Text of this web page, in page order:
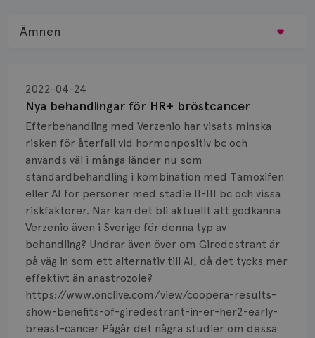
Nya behandlingar för HR+ bröstcancer
2022-04-24
Efterbehandling med Verzenio har visats minska
risken för återfall vid hormonpositiv bc och
används väl i många länder nu som
standardbehandling i kombination med Tamoxifen
eller AI för personer med stadie II-III bc och vissa
riskfaktorer. När kan det bli aktuellt att godkänna
Verzenio även i Sverige för denna typ av
behandling? Undrar även över om Giredestrant är
på väg in som ett alternativ till AI, då det tycks mer
effektivt än anastrozole?
https://www.onclive.com/view/coopera-results-
show-benefits-of-giredestrant-in-er-her2-early-
breast-cancer Pågår det några studier om dessa
Ämnen
Biopsi
Biverkningar
Bröstvårta
Knöl
Läkemedel
Typ av bröstcancer
Smärta
Prognos